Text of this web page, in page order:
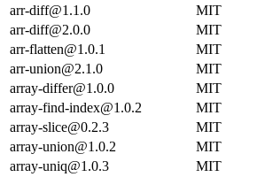
arr-diff@1.1.0
MIT
arr-diff@2.0.0
MIT
arr-flatten@1.0.1
MIT
arr-union@2.1.0
MIT
array-differ@1.0.0
MIT
array-find-index@1.0.2
MIT
array-slice@0.2.3
MIT
array-union@1.0.2
MIT
array-uniq@1.0.3
MIT